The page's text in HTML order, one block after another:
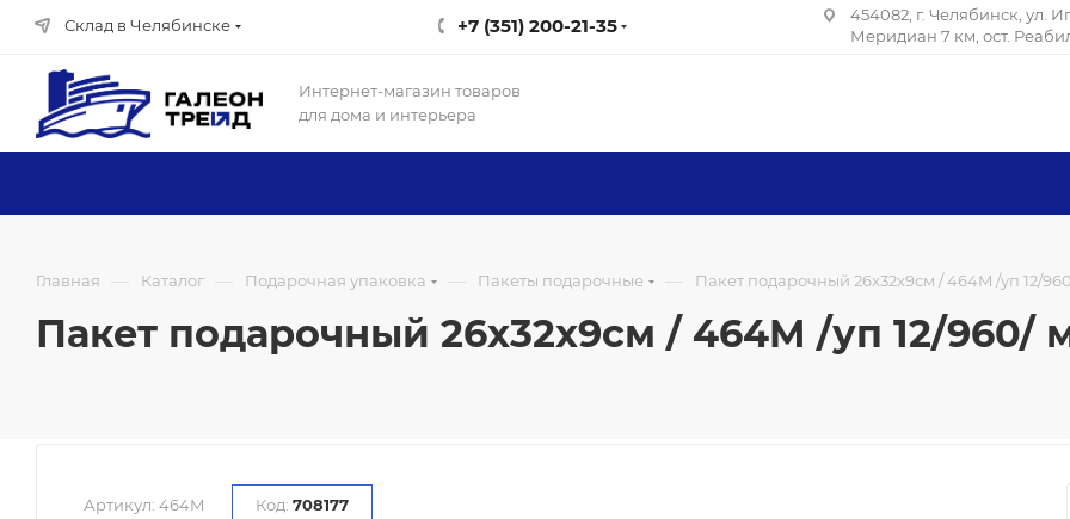
Склад в Челябинске +7 (351) 200-21-35
454082, г. Челябинск, ул.
Меридиан 7 км, ост.
Интернет-магазин товаров
для дома и интерьера
Главная — Каталог — Подарочная упаковка — Пакеты подарочные — Пакет подарочный 26x32x9см / 464M /уп 12/
Пакет подарочный 26x32x9см / 464M /уп 12/960/
Артикул: 464M Код: 708177